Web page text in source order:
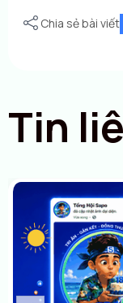
Chia sẻ bài viết
Tin